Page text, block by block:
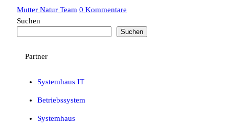
Mutter Natur Team 0 Kommentare
Suchen
Suchen
Partner
Systemhaus IT
Betriebssystem
Systemhaus